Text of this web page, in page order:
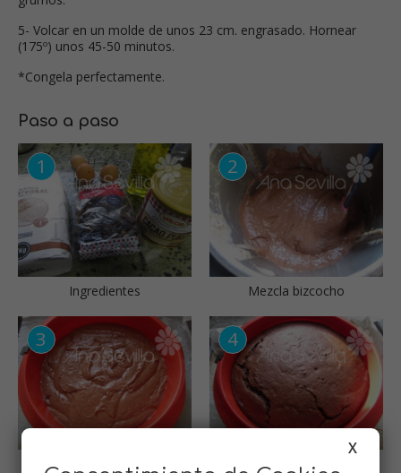
5- Volcar en un molde de unos 23 cm. engrasado. Hornear
(175º) unos 45-50 minutos.
*Congela perfectamente.
Paso a paso
Ingredientes Mezcla bizcocho
Volcar en un molde
Bizcocho horneado
X